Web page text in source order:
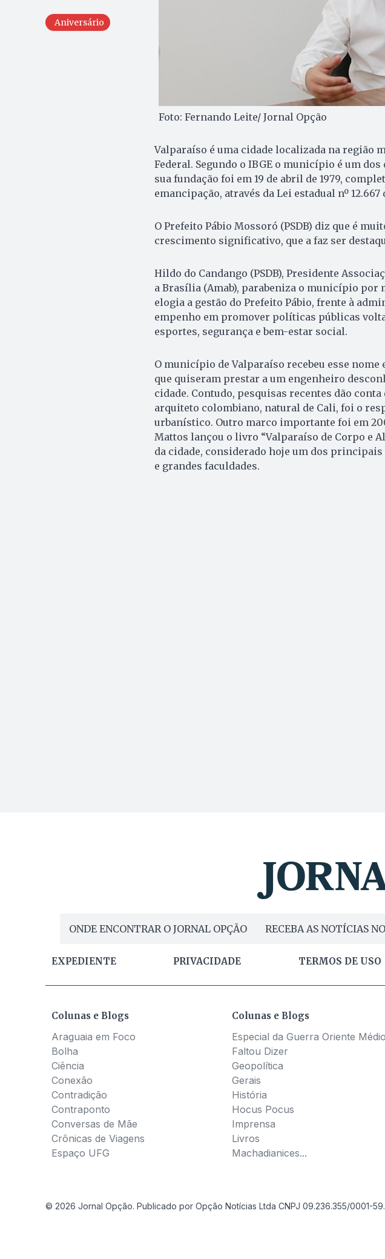
Aniversário
Foto: Fernando Leite/ Jornal Opção
Valparaíso é uma cidade localizada na região
Federal. Segundo o IBGE o município é um
sua fundação foi em 19 de abril de 1979,
emancipação, através da Lei estadual nº 12.667
O Prefeito ‎Pábio Mossoró (PSDB) diz que é
crescimento significativo, que a faz ser
Hildo do Candango (PSDB), Presidente
a Brasília (Amab), parabeniza o município por
elogia a gestão do Prefeito Pábio, frente à
empenho em promover políticas públicas
esportes, segurança e bem-estar social.
O município de Valparaíso recebeu esse
que quiseram prestar a um engenheiro
cidade. Contudo, pesquisas recentes dão conta
arquiteto colombiano, natural de Cali, foi o
urbanístico. Outro marco importante foi em
Mattos lançou o livro “Valparaíso de Corpo e
da cidade, considerado hoje um dos
e grandes faculdades.
ONDE ENCONTRAR O JORNAL OPÇÃO RECEBA AS NOTÍCIAS
EXPEDIENTE PRIVACIDADE TERMOS DE USO
Colunas e Blogs
Araguaia em Foco
Bolha
Ciência
Conexão
Contradição
Contraponto
Conversas de Mãe
Crônicas de Viagens
Espaço UFG
Colunas e Blogs
Especial da Guerra Oriente Médio
Faltou Dizer
Geopolítica
Gerais
História
Hocus Pocus
Imprensa
Livros
Machadianices...
© 2026 Jornal Opção. Publicado por Opção Notícias Ltda CNPJ 09.236.355/0001-